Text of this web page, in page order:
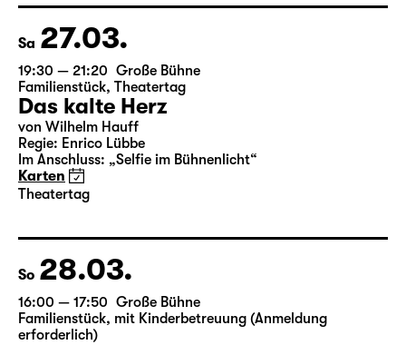
Regie: Salome Schneebeli
Karten
Sa 27.03.
19:30 — 21:20 Große Bühne
Familienstück
Theatertag
Das kalte Herz
von Wilhelm Hauff
Karten
Theatertag